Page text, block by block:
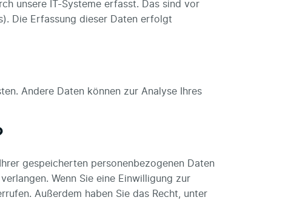
unsere IT-Systeme erfasst. Das sind vor
Die Erfassung dieser Daten erfolgt
Andere Daten können zur Analyse Ihres
gespeicherten personenbezogenen Daten
Wenn Sie eine Einwilligung zur
Außerdem haben Sie das Recht, unter